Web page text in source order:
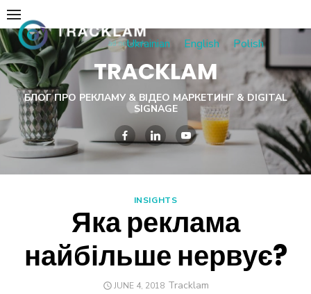
Skip
to
content
TRACKLAM
БЛОГ ПРО РЕКЛАМУ & ВІДЕО МАРКЕТИНГ & DIGITAL
SIGNAGE
Ukrainian English Polish
INSIGHTS
Яка реклама
найбільше нервує?
POSTED
JUNE 4, 2018 Author
Tracklam